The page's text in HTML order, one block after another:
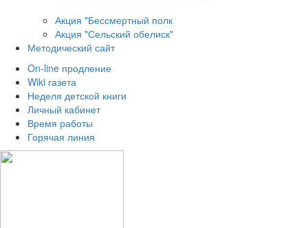
Акция "Бессмертный полк
Акция "Сельский обелиск"
Методический сайт
On-line продление
Wiki газета
Неделя детской книги
Личный кабинет
Время работы
Горячая линия